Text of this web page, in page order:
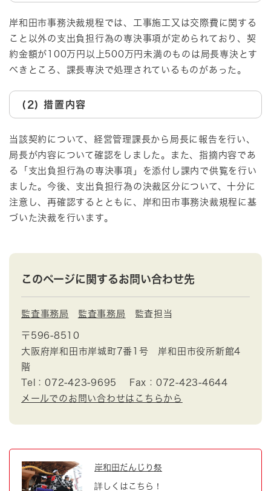
岸和田市事務決裁規程では、工事施工又は交際費に関する
こと以外の支出負担行為の専決事項が定められており、契
約金額が100万円以上500万円未満のものは局長専決とす
べきところ、課長専決で処理されているものがあった。
(2) 措置内容
当該契約について、経営管理課長から局長に報告を行い、
局長が内容について確認をしました。また、指摘内容であ
る「支出負担行為の専決事項」を添付し課内で供覧を行い
ました。今後、支出負担行為の決裁区分について、十分に
注意し、再確認するとともに、岸和田市事務決裁規程に基
づいた決裁を行います。
このページに関するお問い合わせ先
監査事務局 監査事務局 監査担当
〒596-8510
大阪府岸和田市岸城町7番1号 岸和田市役所新館4
階
Tel：072-423-9695
Fax：072-423-4644
メールでのお問い合わせはこちらから
岸和田だんじり祭
詳しくはこちら！